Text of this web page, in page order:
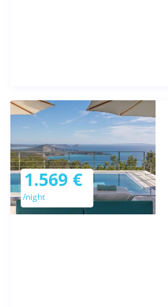
1.569 €
/night